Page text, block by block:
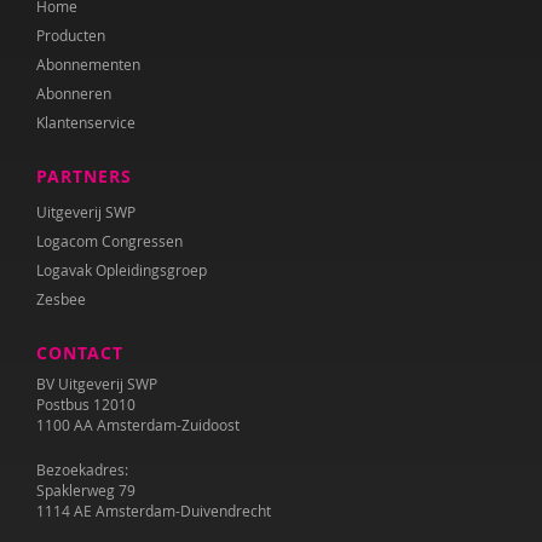
Diana Turkenburg-de Haan
Wesley Verboom
Wouter Verhage
Tamara Wally
Hermien Wiechers
Home
Producten
Abonnementen
Abonneren
Klantenservice
PARTNERS
Uitgeverij SWP
Logacom Congressen
Logavak Opleidingsgroep
Zesbee
CONTACT
BV Uitgeverij SWP
Postbus 12010
1100 AA Amsterdam-Zuidoost
Bezoekadres:
Spaklerweg 79
1114 AE Amsterdam-Duivendrecht